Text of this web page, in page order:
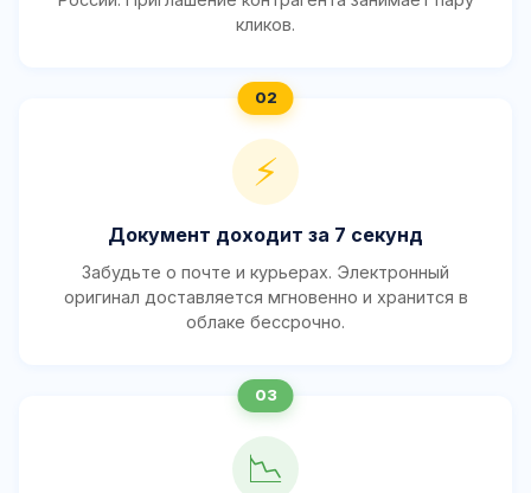
кликов.
⚡
Документ доходит за 7 секунд
Забудьте о почте и курьерах. Электронный
оригинал доставляется мгновенно и хранится в
облаке бессрочно.
📉